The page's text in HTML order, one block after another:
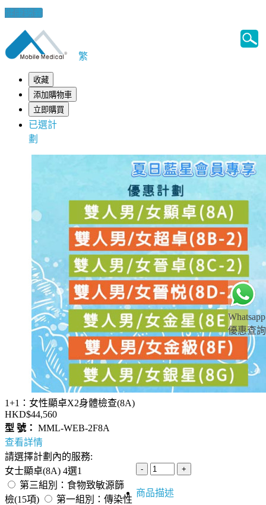
健康錦囊
Whatsapp
優惠查詢
繁
收藏
添加購物車
立即購買
已選計
劃
1+1：女性顯卓X2身體檢查(8A)
HKD$44,560
型 號： MML-WEB-2F8A
查看詳情
請選擇計劃內的服務:
女士顯卓(8A) 4選1
第三組別：食物致敏源篩
檢(15項)
第一組別：傳染性
商品描述